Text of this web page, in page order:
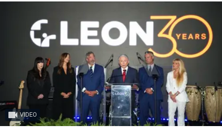
VIDEO